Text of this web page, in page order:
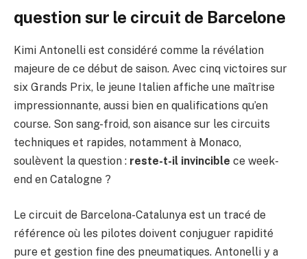
question sur le circuit de Barcelone
Kimi Antonelli est considéré comme la révélation
majeure de ce début de saison. Avec cinq victoires sur
six Grands Prix, le jeune Italien affiche une maîtrise
impressionnante, aussi bien en qualifications qu’en
course. Son sang-froid, son aisance sur les circuits
techniques et rapides, notamment à Monaco,
soulèvent la question : reste-t-il invincible ce week-
end en Catalogne ?
Le circuit de Barcelona-Catalunya est un tracé de
référence où les pilotes doivent conjuguer rapidité
pure et gestion fine des pneumatiques. Antonelli y a